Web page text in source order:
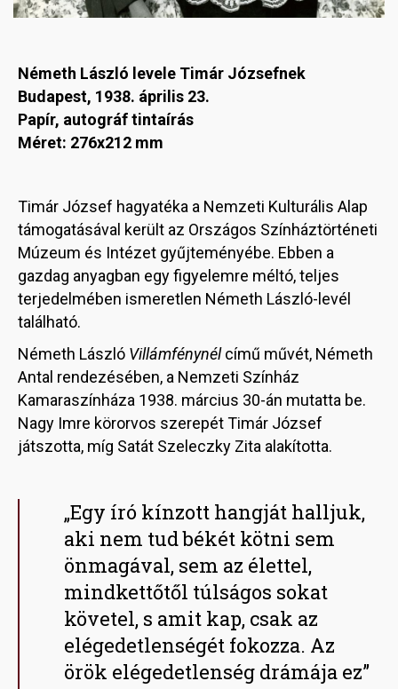
Németh László levele Timár Józsefnek
Budapest, 1938. április 23.
Papír, autográf tintaírás
Méret: 276x212 mm
Timár József hagyatéka a Nemzeti Kulturális Alap
támogatásával került az Országos Színháztörténeti
Múzeum és Intézet gyűjteményébe. Ebben a
gazdag anyagban egy figyelemre méltó, teljes
terjedelmében ismeretlen Németh László-levél
található.
Németh László Villámfénynélcímű művét, Németh
Antal rendezésében, a Nemzeti Színház
Kamaraszínháza 1938. március 30-án mutatta be.
Nagy Imre körorvos szerepét Timár József
játszotta, míg Satát Szeleczky Zita alakította.
„Egy író kínzott hangját halljuk,
aki nem tud békét kötni sem
önmagával, sem az élettel,
mindkettőtől túlságos sokat
követel, s amit kap, csak az
elégedetlenségét fokozza. Az
örök elégedetlenség drámája ez”